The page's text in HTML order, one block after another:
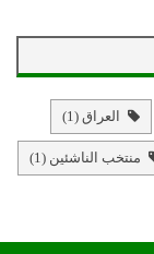
العراق (1)
منتخب الناشئين (1)